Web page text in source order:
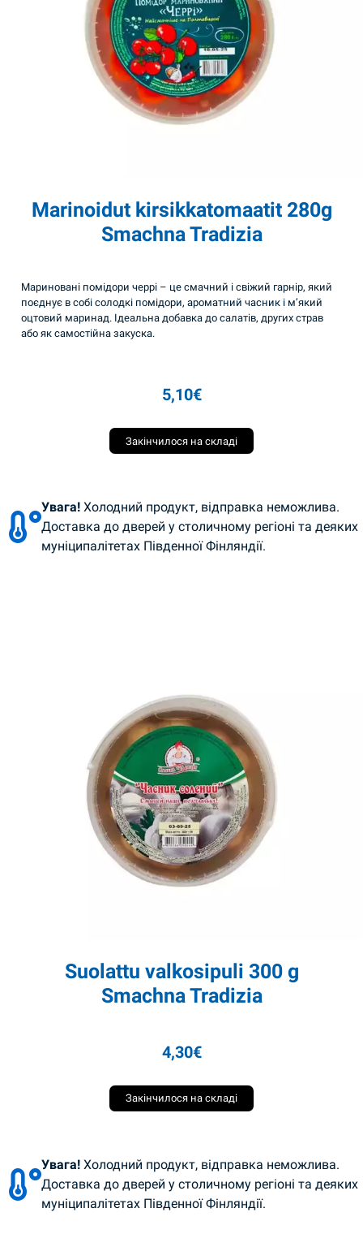
Marinoidut kirsikkatomaatit 280g
Smachna Tradizia
Мариновані помідори черрі – це смачний і свіжий гарнір, який
поєднує в собі солодкі помідори, ароматний часник і м’який
оцтовий маринад. Ідеальна добавка до салатів, других страв
або як самостійна закуска.
5,10€
Закінчилося на складі
Увага! Холодний продукт, відправка неможлива.
Доставка до дверей у столичному регіоні та деяких
муніципалітетах Південної Фінляндії.
Suolattu valkosipuli 300 g
Smachna Tradizia
4,30€
Закінчилося на складі
Увага! Холодний продукт, відправка неможлива.
Доставка до дверей у столичному регіоні та деяких
муніципалітетах Південної Фінляндії.